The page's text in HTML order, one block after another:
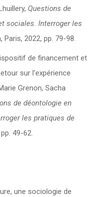
Questions de
sociales. Interroger les
Paris, 2022, pp. 79-98.
de financement et
sur l’expérience
Grenon, Sacha
de déontologie en
les pratiques de
49-62.
une sociologie de